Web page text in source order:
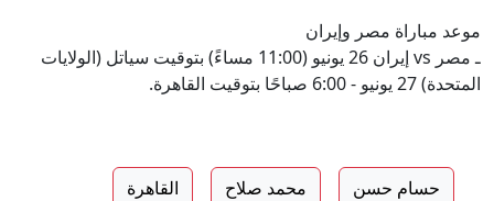
موعد مباراة مصر وإيران
ـ مصر vs إيران 26 يونيو (11:00 مساءً) بتوقيت سياتل (الولايات
المتحدة) 27 يونيو - 6:00 صباحًا بتوقيت القاهرة.
حسام حسن محمد صلاح القاهرة